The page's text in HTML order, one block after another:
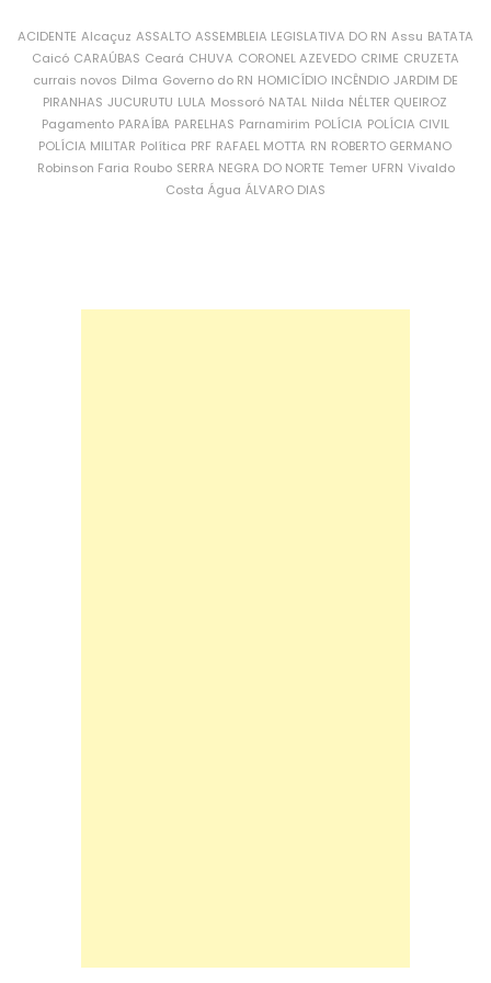
ACIDENTE Alcaçuz ASSALTO ASSEMBLEIA LEGISLATIVA DO RN Assu BATATA
Caicó CARAÚBAS Ceará CHUVA CORONEL AZEVEDO CRIME CRUZETA
currais novos Dilma Governo do RN HOMICÍDIO INCÊNDIO JARDIM DE
PIRANHAS JUCURUTU LULA Mossoró NATAL Nilda NÉLTER QUEIROZ
Pagamento PARAÍBA PARELHAS Parnamirim POLÍCIA POLÍCIA CIVIL
POLÍCIA MILITAR Política PRF RAFAEL MOTTA RN ROBERTO GERMANO
Robinson Faria Roubo SERRA NEGRA DO NORTE Temer UFRN Vivaldo
Costa Água ÁLVARO DIAS